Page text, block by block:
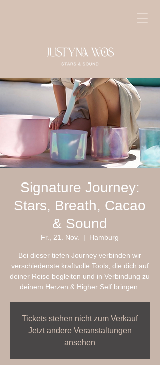
Signature Journey:
Stars, Breath, Cacao
& Sound
Fr., 21. Nov.
  |
Hamburg
Bei dieser tiefen Journey verbinden wir
verschiedenste kraftvolle Tools, die dich auf
deiner Reise begleiten und in Verbindung zu
deinem Herzen & Higher Self bringen.
Tickets stehen nicht zum Verkauf
Jetzt andere Veranstaltungen
ansehen